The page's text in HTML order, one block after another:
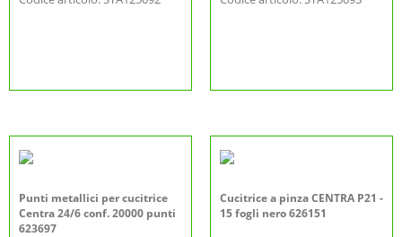
Punti metallici per cucitrice
Centra 24/6 conf. 20000 punti
623697
Cucitrice a pinza CENTRA P21 -
15 fogli nero 626151